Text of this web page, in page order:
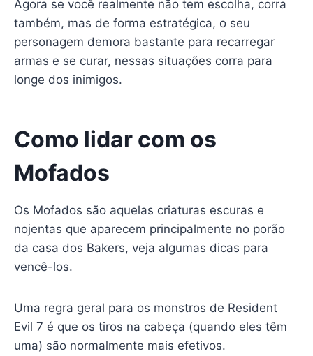
Agora se você realmente não tem escolha, corra
também, mas de forma estratégica, o seu
personagem demora bastante para recarregar
armas e se curar, nessas situações corra para
longe dos inimigos.
Como lidar com os
Mofados
Os Mofados são aquelas criaturas escuras e
nojentas que aparecem principalmente no porão
da casa dos Bakers, veja algumas dicas para
vencê-los.
Uma regra geral para os monstros de Resident
Evil 7 é que os tiros na cabeça (quando eles têm
uma) são normalmente mais efetivos.